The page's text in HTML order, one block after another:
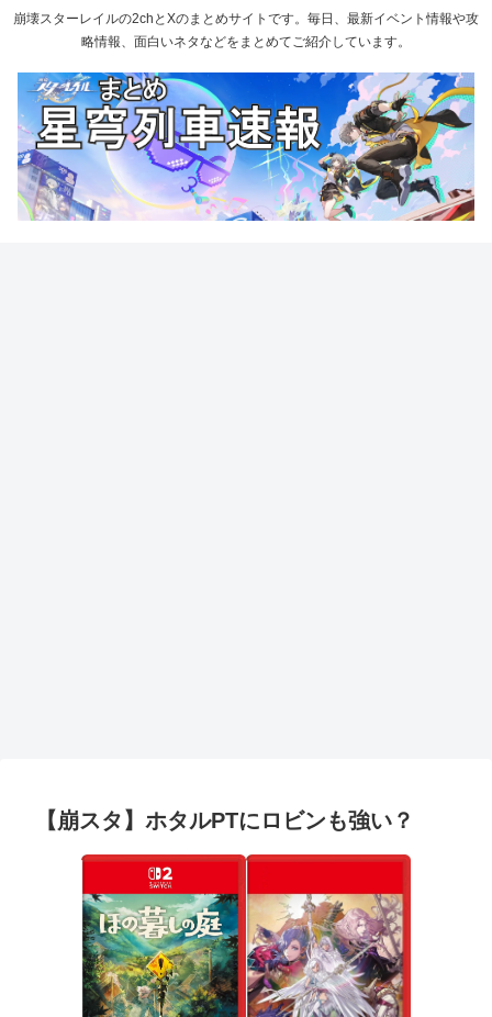
崩壊スターレイルの2chとXのまとめサイトです。毎日、最新イベント情報や攻
略情報、面白いネタなどをまとめてご紹介しています。
【崩スタ】ホタルPTにロビンも強い？